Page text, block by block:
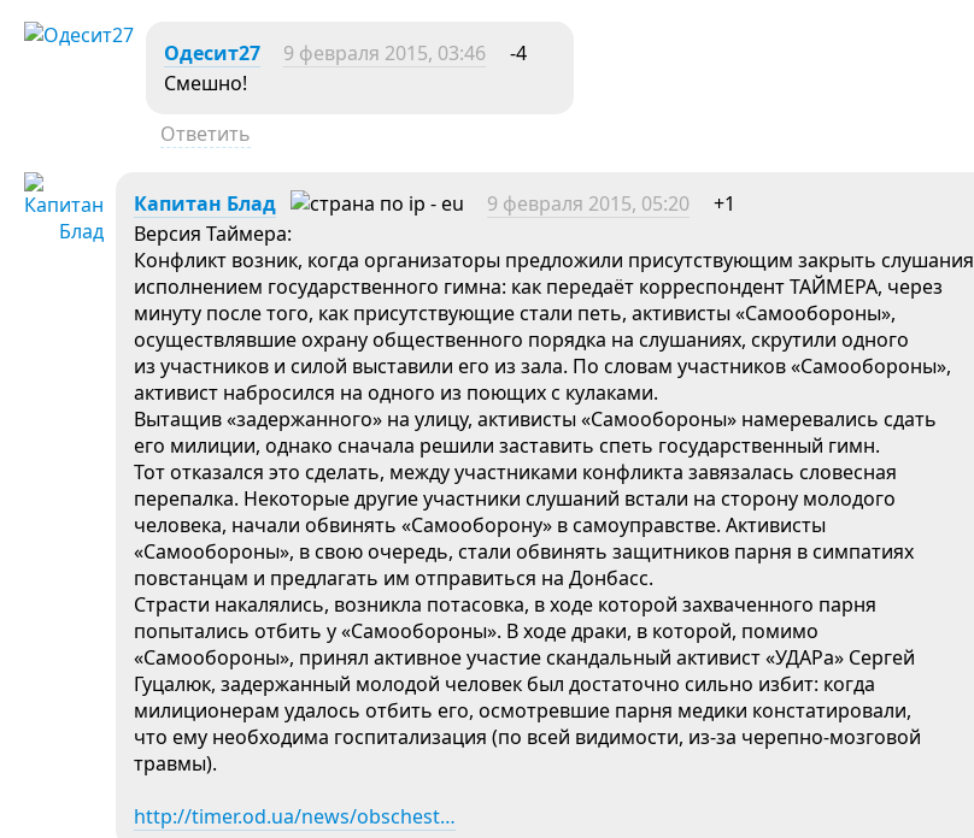
Одесит27 9 февраля 2015, 03:46
-4
Смешно!
Ответить
Капитан Блад 9 февраля 2015, 05:20
+1
Версия Таймера:
Конфликт возник, когда организаторы предложили присутствующим закрыть слушания
исполнением государственного гимна: как передаёт корреспондент ТАЙМЕРА, через
минуту после того, как присутствующие стали петь, активисты «Самообороны»,
осуществлявшие охрану общественного порядка на слушаниях, скрутили одного
из участников и силой выставили его из зала. По словам участников «Самообороны»,
активист набросился на одного из поющих с кулаками.
Вытащив «задержанного» на улицу, активисты «Самообороны» намеревались сдать
его милиции, однако сначала решили заставить спеть государственный гимн.
Тот отказался это сделать, между участниками конфликта завязалась словесная
перепалка. Некоторые другие участники слушаний встали на сторону молодого
человека, начали обвинять «Самооборону» в самоуправстве. Активисты
«Самообороны», в свою очередь, стали обвинять защитников парня в симпатиях
повстанцам и предлагать им отправиться на Донбасс.
Страсти накалялись, возникла потасовка, в ходе которой захваченного парня
попытались отбить у «Самообороны». В ходе драки, в которой, помимо
«Самообороны», принял активное участие скандальный активист «УДАРа» Сергей
Гуцалюк, задержанный молодой человек был достаточно сильно избит: когда
милиционерам удалось отбить его, осмотревшие парня медики констатировали,
что ему необходима госпитализация (по всей видимости, из-за черепно-мозговой
травмы).
http://timer.od.ua/news/obschest…